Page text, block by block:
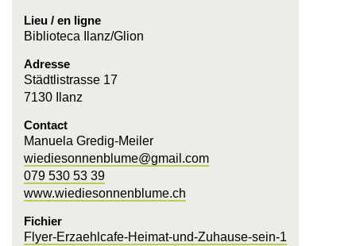
Lieu / en ligne
Biblioteca Ilanz/Glion
Adresse
Städtlistrasse 17
7130 Ilanz
Contact
Manuela Gredig-Meiler
wiediesonnenblume@gmail.com
079 530 53 39
www.wiediesonnenblume.ch
Fichier
Flyer-Erzaehlcafe-Heimat-und-Zuhause-sein-1